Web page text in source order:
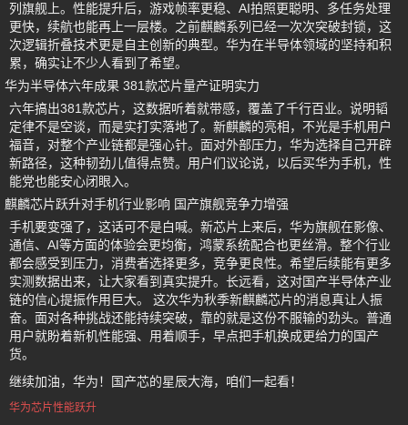
列旗舰上。性能提升后，游戏帧率更稳、AI拍照更聪明、多任务处理
更快，续航也能再上一层楼。之前麒麟系列已经一次次突破封锁，这
次逻辑折叠技术更是自主创新的典型。华为在半导体领域的坚持和积
累，确实让不少人看到了希望。
华为半导体六年成果 381款芯片量产证明实力
六年搞出381款芯片，这数据听着就带感，覆盖了千行百业。说明韬
定律不是空谈，而是实打实落地了。新麒麟的亮相，不光是手机用户
福音，对整个产业链都是强心针。面对外部压力，华为选择自己开辟
新路径，这种韧劲儿值得点赞。用户们议论说，以后买华为手机，性
能党也能安心闭眼入。
麒麟芯片跃升对手机行业影响 国产旗舰竞争力增强
手机要变强了，这话可不是白喊。新芯片上来后，华为旗舰在影像、
通信、AI等方面的体验会更均衡，鸿蒙系统配合也更丝滑。整个行业
都会感受到压力，消费者选择更多，竞争更良性。希望后续能有更多
实测数据出来，让大家看到真实提升。长远看，这对国产半导体产业
链的信心提振作用巨大。 这次华为秋季新麒麟芯片的消息真让人振
奋。面对各种挑战还能持续突破，靠的就是这份不服输的劲头。普通
用户就盼着新机性能强、用着顺手，早点把手机换成更给力的国产
货。
继续加油，华为！国产芯的星辰大海，咱们一起看！
华为芯片性能跃升